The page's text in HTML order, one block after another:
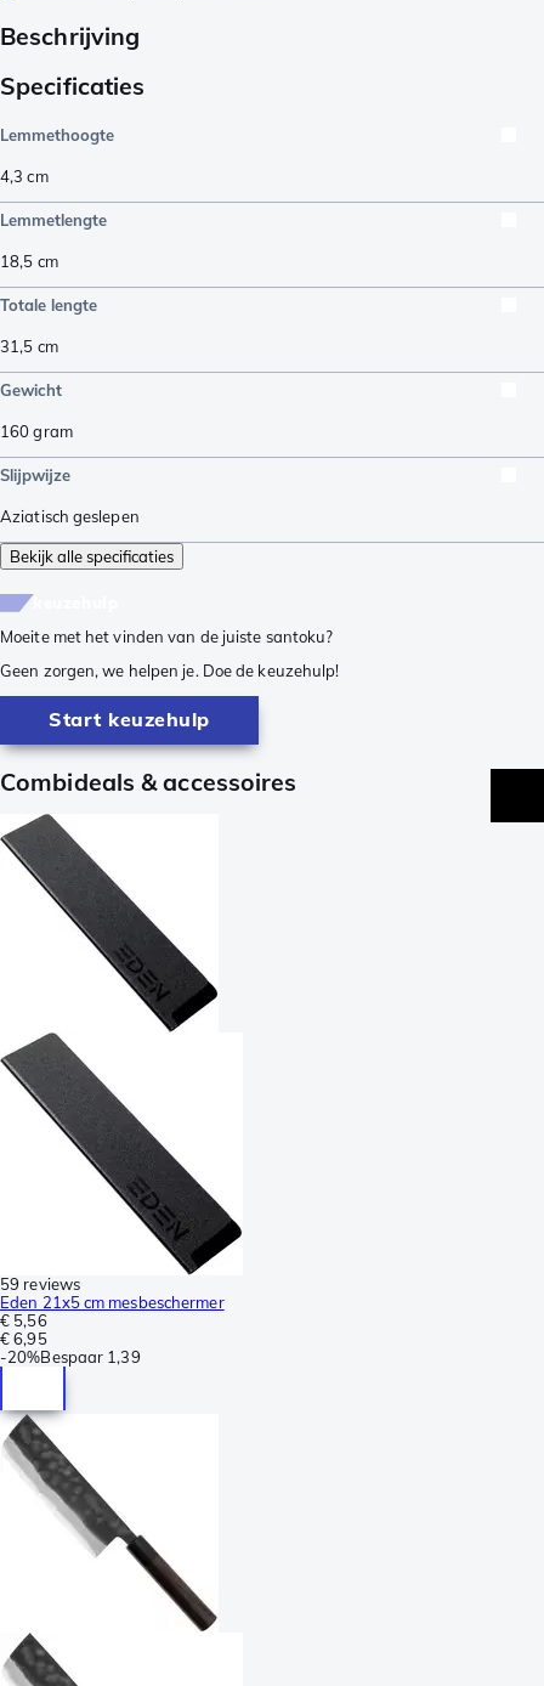
Beschrijving
Specificaties
Lemmethoogte
4,3 cm
Lemmetlengte
18,5 cm
Totale lengte
31,5 cm
Gewicht
160gram
Slijpwijze
Aziatisch geslepen
Bekijk alle specificaties
Moeite met het vinden van de juiste santoku?
Geen zorgen, we helpen je. Doe de keuzehulp!
Start keuzehulp
Combideals & accessoires
59 reviews
Eden 21x5 cm mesbeschermer
€ 5,56
€ 6,95
-20%Bespaar 1,39